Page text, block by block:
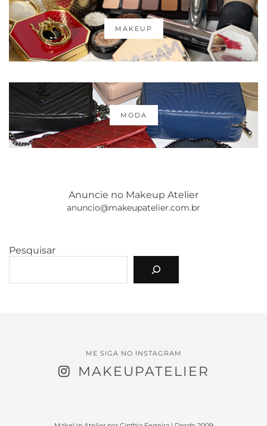
MAKEUP
MODA
Anuncie no Makeup Atelier
anuncio@makeupatelier.com.br
Pesquisar
ME SIGA NO INSTAGRAM
MAKEUPATELIER